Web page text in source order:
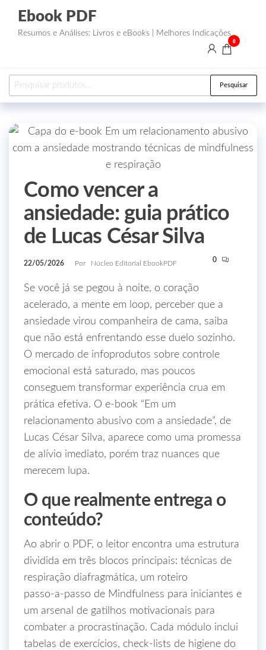
Ebook PDF
Resumos e Análises: Livros e eBooks | Melhores Indicações
0
Pesquisar
Como vencer a
ansiedade: guia prático
de Lucas César Silva
22/05/2026 Por Núcleo Editorial EbookPDF 0
Se você já se pegou à noite, o coração
acelerado, a mente em loop, perceber que a
ansiedade virou companheira de cama, saiba
que não está enfrentando esse duelo sozinho.
O mercado de infoprodutos sobre controle
emocional está saturado, mas poucos
conseguem transformar experiência crua em
prática efetiva. O e‑book “Em um
relacionamento abusivo com a ansiedade”, de
Lucas César Silva, aparece como uma promessa
de alívio imediato, porém traz nuances que
merecem lupa.
O que realmente entrega o
conteúdo?
Ao abrir o PDF, o leitor encontra uma estrutura
dividida em três blocos principais: técnicas de
respiração diafragmática, um roteiro
passo‑a‑passo de Mindfulness para iniciantes e
um arsenal de gatilhos motivacionais para
combater a procrastinação. Cada módulo inclui
tabelas de exercícios, check‑lists de higiene do